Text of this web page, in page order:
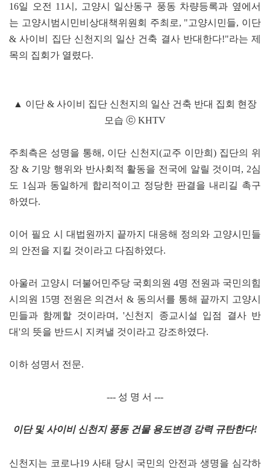
16일 오전 11시, 고양시 일산동구 풍동 차량등록과 옆에서
는 고양시범시민비상대책위원회 주최로, "고양시민들, 이단
& 사이비 집단 신천지의 일산 건축 결사 반대한다!"라는 제
목의 집회가 열렸다.
▲ 이단 & 사이비 집단 신천지의 일산 건축 반대 집회 현장
모습 ⓒ KHTV
주최측은 성명을 통해, 이단 신천지(교주 이만희) 집단의 위
장 & 기망 행위와 반사회적 활동을 전국에 알릴 것이며, 2심
도 1심과 동일하게 합리적이고 정당한 판결을 내리길 촉구
하였다.
이어 필요 시 대법원까지 끝까지 대응해 정의와 고양시민들
의 안전을 지킬 것이라고 다짐하였다.
아울러 고양시 더불어민주당 국회의원 4명 전원과 국민의힘
시의원 15명 전원은 의견서 & 동의서를 통해 끝까지 고양시
민들과 함께할 것이라며, '신천지 종교시설 입점 결사 반
대'의 뜻을 반드시 지켜낼 것이라고 강조하였다.
이하 성명서 전문.
--- 성 명 서 ---
이단 및 사이비 신천지 풍동 건물 용도변경 강력 규탄한다!
신천지는 코로나19 사태 당시 국민의 안전과 생명을 심각하